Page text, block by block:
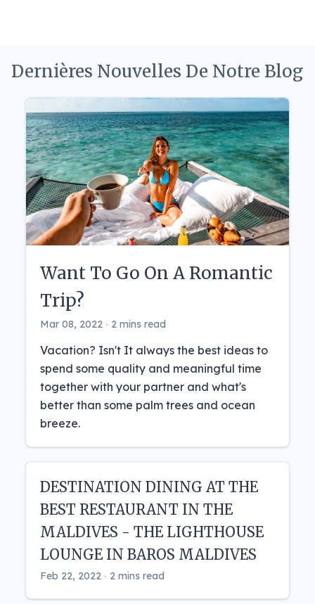
Dernières Nouvelles De Notre Blog
Want To Go On A Romantic
Trip?
Mar 08, 2022 ‧ 2 mins read
Vacation? Isn't It always the best ideas to
spend some quality and meaningful time
together with your partner and what's
better than some palm trees and ocean
breeze.
DESTINATION DINING AT THE
BEST RESTAURANT IN THE
MALDIVES - THE LIGHTHOUSE
LOUNGE IN BAROS MALDIVES
Feb 22, 2022 ‧ 2 mins read